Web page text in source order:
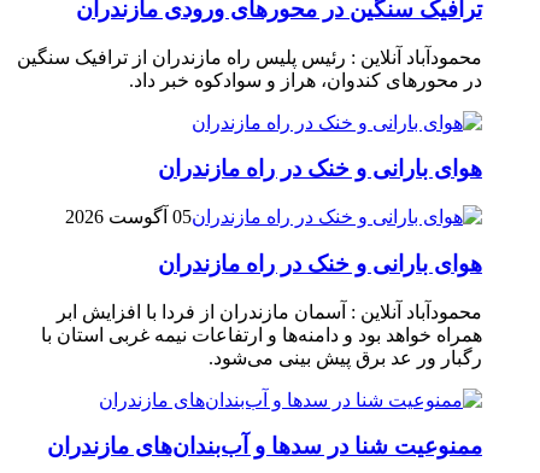
ترافیک سنگین در محور‌های ورودی مازندران
محمودآباد آنلاین : رئیس پلیس راه مازندران از ترافیک سنگین
در محور‌های کندوان، هراز و سوادکوه خبر داد.
هوای بارانی و خنک در راه مازندران
05 آگوست 2026
هوای بارانی و خنک در راه مازندران
محمودآباد آنلاین : آسمان مازندران از فردا با افزایش ابر
همراه خواهد بود و دامنه‌ها و ارتفاعات نیمه غربی استان با
رگبار ور عد برق پیش بینی می‌شود.
ممنوعیت شنا در سدها و آب‌بندان‌‌های مازندران